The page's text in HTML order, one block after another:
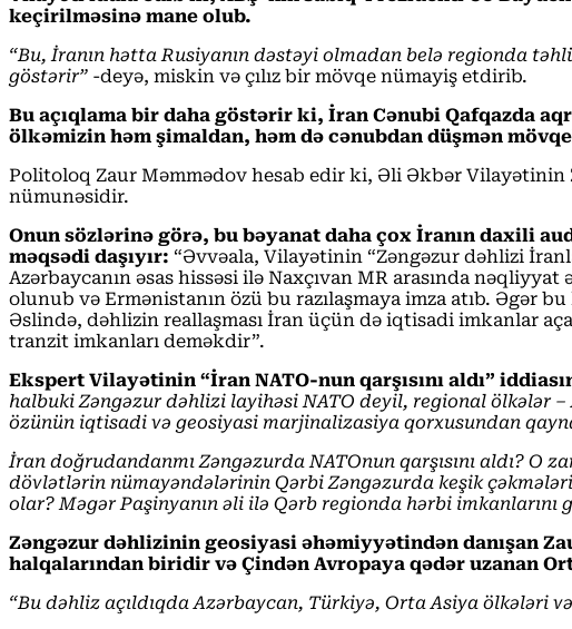
keçirilməsinə mane olub.
“Bu, İranın hətta Rusiyanın dəstəyi olmadan belə regionda
göstərir” -deyə, miskin və çılız bir mövqe nümayiş etdirib.
Bu açıqlama bir daha göstərir ki, İran Cənubi Qafqazda
ölkəmizin həm şimaldan, həm də cənubdan düşmən
Politoloq Zaur Məmmədov hesab edir ki, Əli Əkbər
nümunəsidir.
Onun sözlərinə görə, bu bəyanat daha çox İranın daxili
məqsədi daşıyır: “Əvvəala, Vilayətinin “Zəngəzur dəhlizi
Azərbaycanın əsas hissəsi ilə Naxçıvan MR arasında
olunub və Ermənistanın özü bu razılaşmaya imza atıb. Əgər
Əslində, dəhlizin reallaşması İran üçün də iqtisadi imkanlar
tranzit imkanları deməkdir”.
Ekspert Vilayətinin “İran NATO-nun qarşısını aldı”
halbuki Zəngəzur dəhlizi layihəsi NATO deyil, regional ölkələr –
özünün iqtisadi və geosiyasi marjinalizasiya qorxusundan
İran doğrudandanmı Zəngəzurda NATOnun qarşısını aldı? O
dövlətlərin nümayəndələrinin Qərbi Zəngəzurda keşik
olar? Məgər Paşinyanın əli ilə Qərb regionda hərbi imkanlarını
Zəngəzur dəhlizinin geosiyasi əhəmiyyətindən danışan
halqalarından biridir və Çindən Avropaya qədər uzanan
“Bu dəhliz açıldıqdaAzərbaycan, Türkiyə, Orta Asiya ölkələri